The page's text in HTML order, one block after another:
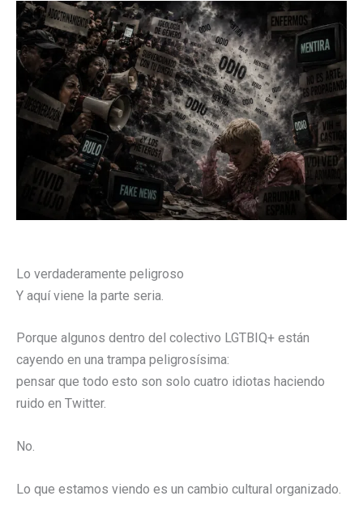
Lo verdaderamente peligroso
Y aquí viene la parte seria.
Porque algunos dentro del colectivo LGTBIQ+ están
cayendo en una trampa peligrosísima:
pensar que todo esto son solo cuatro idiotas haciendo
ruido en Twitter.
No.
Lo que estamos viendo es un cambio cultural organizado.